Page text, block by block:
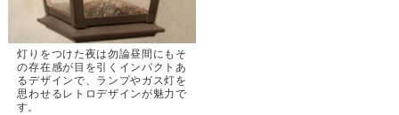
灯りをつけた夜は勿論昼間にもそ
の存在感が目を引くインパクトあ
るデザインで、ランプやガス灯を
思わせるレトロデザインが魅力で
す。